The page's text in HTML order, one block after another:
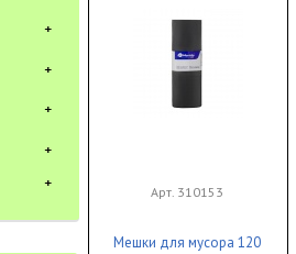
Арт. 310153
Мешки для мусора 120